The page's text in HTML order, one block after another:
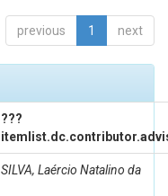
previous 1 next
???
SILVA, Laércio Natalino da